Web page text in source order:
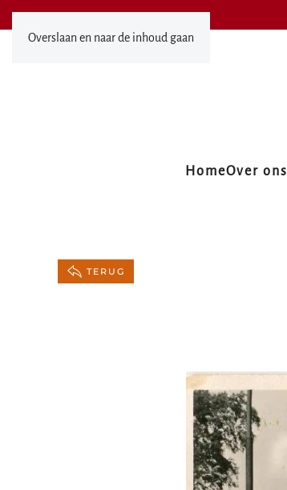
Overslaan en naar de inhoud gaan
HomeOver ons
TERUG